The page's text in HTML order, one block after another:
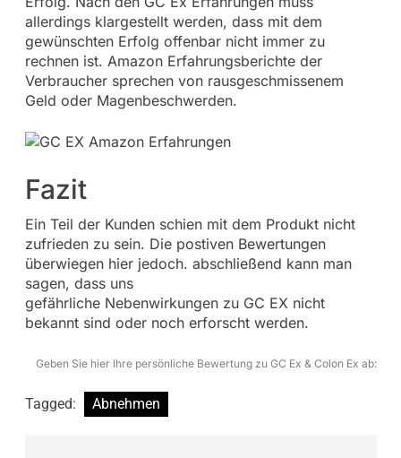
allerdings klargestellt werden, dass mit dem
gewünschten Erfolg offenbar nicht immer zu
rechnen ist. Amazon Erfahrungsberichte der
Verbraucher sprechen von rausgeschmissenem
Geld oder Magenbeschwerden.
Fazit
Ein Teil der Kunden schien mit dem Produkt nicht
zufrieden zu sein. Die postiven Bewertungen
überwiegen hier jedoch. abschließend kann man
sagen, dass uns
gefährliche Nebenwirkungen zu GC EX nicht
bekannt sind oder noch erforscht werden.
Geben Sie hier Ihre persönliche Bewertung zu GC Ex & Colon Ex ab:
Tagged: Abnehmen